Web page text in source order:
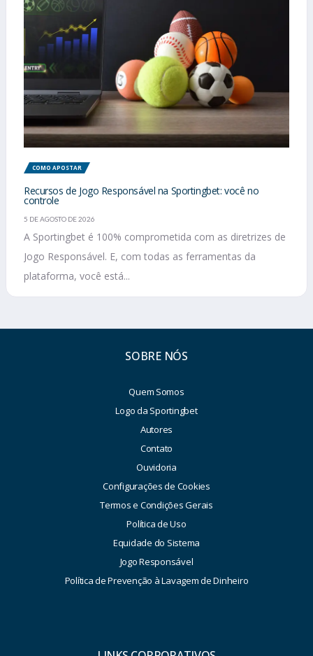
COMO APOSTAR
Recursos de Jogo Responsável na Sportingbet: você no
controle
5 DE AGOSTO DE 2026
A Sportingbet é 100% comprometida com as diretrizes de
Jogo Responsável. E, com todas as ferramentas da
plataforma, você está...
SOBRE NÓS
Quem Somos
Logo da Sportingbet
Autores
Contato
Ouvidoria
Configurações de Cookies
Termos e Condições Gerais
Política de Uso
Equidade do Sistema
Jogo Responsável
Política de Prevenção à Lavagem de Dinheiro